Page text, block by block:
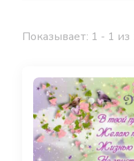
Показывает: 1 - 1